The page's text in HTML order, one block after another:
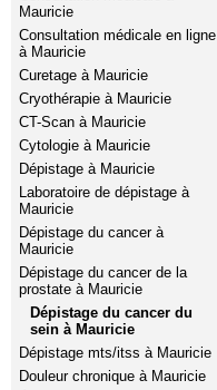
Mauricie
Consultation médicale en ligne
à Mauricie
Curetage à Mauricie
Cryothérapie à Mauricie
CT-Scan à Mauricie
Cytologie à Mauricie
Dépistage à Mauricie
Laboratoire de dépistage à
Mauricie
Dépistage du cancer à
Mauricie
Dépistage du cancer de la
prostate à Mauricie
Dépistage du cancer du
sein à Mauricie
Dépistage mts/itss à Mauricie
Douleur chronique à Mauricie